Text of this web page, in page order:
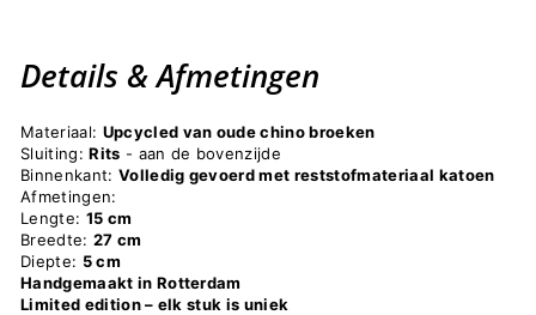
Details & Afmetingen
Materiaal: Upcycled van oude chino broeken
Sluiting:Rits - aan de bovenzijde
Binnenkant: Volledig gevoerd met reststofmateriaal katoen
Afmetingen:
Lengte: 15 cm
Breedte: 27 cm
Diepte: 5 cm
Handgemaakt in Rotterdam
Limited edition – elk stuk is uniek